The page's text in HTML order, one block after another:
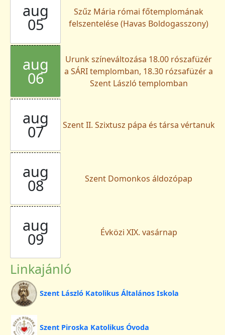
aug
05
Szűz Mária római főtemplomának
felszentelése (Havas Boldogasszony)
aug
06
Urunk színeváltozása 18.00 rószafüzér
a SÁRI templomban, 18.30 rózsafüzér a
Szent László templomban
aug
07 Szent II. Szixtusz pápa és társa vértanuk
aug
08 Szent Domonkos áldozópap
aug
09 Évközi XIX. vasárnap
Linkajánló
Szent László Katolikus Általános Iskola
Szent Piroska Katolikus Óvoda